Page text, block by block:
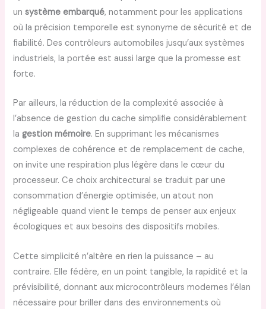
unsystème embarqué, notamment pour les applications
où la précision temporelle est synonyme de sécurité et de
fiabilité. Des contrôleurs automobiles jusqu’aux systèmes
industriels, la portée est aussi large que la promesse est
forte.
Par ailleurs, la réduction de la complexité associée à
l’absence de gestion du cache simplifie considérablement
la gestion mémoire. En supprimant les mécanismes
complexes de cohérence et de remplacement de cache,
on invite une respiration plus légère dans le cœur du
processeur. Ce choix architectural se traduit par une
consommation d’énergie optimisée, un atout non
négligeable quand vient le temps de penser aux enjeux
écologiques et aux besoins des dispositifs mobiles.
Cette simplicité n’altère en rien la puissance – au
contraire. Elle fédère, en un point tangible, la rapidité et la
prévisibilité, donnant aux microcontrôleurs modernes l’élan
nécessaire pour briller dans des environnements où